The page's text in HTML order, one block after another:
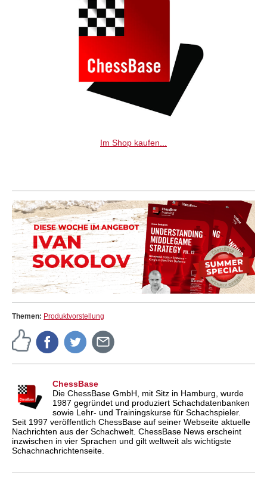
Im Shop kaufen...
Themen: Produktvorstellung
ChessBase
Die ChessBase GmbH, mit Sitz in Hamburg, wurde
1987 gegründet und produziert Schachdatenbanken
sowie Lehr- und Trainingskurse für Schachspieler.
Seit 1997 veröffentlich ChessBase auf seiner Webseite aktuelle
Nachrichten aus der Schachwelt. ChessBase News erscheint
inzwischen in vier Sprachen und gilt weltweit als wichtigste
Schachnachrichtenseite.